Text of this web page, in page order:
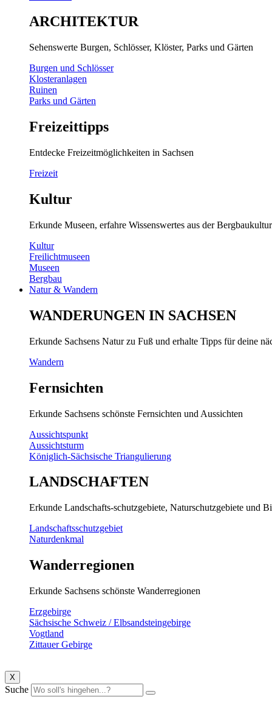
ARCHITEKTUR
Sehenswerte Burgen, Schlösser, Klöster, Parks und Gärten
Burgen und Schlösser
Klosteranlagen
Ruinen
Parks und Gärten
Freizeittipps
Entdecke Freizeitmöglichkeiten in Sachsen
Freizeit
Kultur
Erkunde Museen, erfahre Wissenswertes aus der
Kultur
Freilichtmuseen
Museen
Bergbau
Natur & Wandern
WANDERUNGEN IN SACHSEN
Erkunde Sachsens Natur zu Fuß und erhalte Tipps für deine
Wandern
Fernsichten
Erkunde Sachsens schönste Fernsichten und Aussichten
Aussichtspunkt
Aussichtsturm
Königlich-Sächsische Triangulierung
LANDSCHAFTEN
Erkunde Landschafts-schutzgebiete, Naturschutzgebiete und
Landschaftsschutzgebiet
Naturdenkmal
Wanderregionen
Erkunde Sachsens schönste Wanderregionen
Erzgebirge
Sächsische Schweiz / Elbsandsteingebirge
Vogtland
Zittauer Gebirge
X
Suche